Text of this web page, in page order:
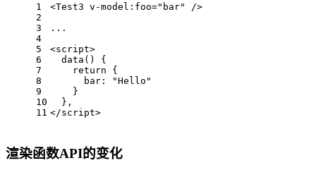
1
2
3
4
5
6
7
8
9
10
11
<Test3 v-model:foo="bar"
/>
...
<script>
data ( ) {
return {
bar :
"Hello"
    }
  },
</script>
渲染函数API的变化